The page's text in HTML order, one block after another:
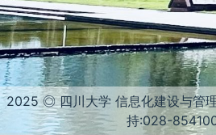
2025 ◎ 四川大学 信息化建设与管
持:028-